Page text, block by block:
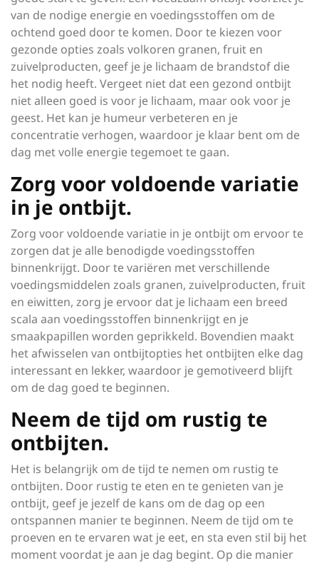
van de nodige energie en voedingsstoffen om de
ochtend goed door te komen. Door te kiezen voor
gezonde opties zoals volkoren granen, fruit en
zuivelproducten, geef je je lichaam de brandstof die
het nodig heeft. Vergeet niet dat een gezond ontbijt
niet alleen goed is voor je lichaam, maar ook voor je
geest. Het kan je humeur verbeteren en je
concentratie verhogen, waardoor je klaar bent om de
dag met volle energie tegemoet te gaan.
Zorg voor voldoende variatie
in je ontbijt.
Zorg voor voldoende variatie in je ontbijt om ervoor te
zorgen dat je alle benodigde voedingsstoffen
binnenkrijgt. Door te variëren met verschillende
voedingsmiddelen zoals granen, zuivelproducten, fruit
en eiwitten, zorg je ervoor dat je lichaam een breed
scala aan voedingsstoffen binnenkrijgt en je
smaakpapillen worden geprikkeld. Bovendien maakt
het afwisselen van ontbijtopties het ontbijten elke dag
interessant en lekker, waardoor je gemotiveerd blijft
om de dag goed te beginnen.
Neem de tijd om rustig te
ontbijten.
Het is belangrijk om de tijd te nemen om rustig te
ontbijten. Door rustig te eten en te genieten van je
ontbijt, geef je jezelf de kans om de dag op een
ontspannen manier te beginnen. Neem de tijd om te
proeven en te ervaren wat je eet, en sta even stil bij het
moment voordat je aan je dag begint. Op die manier